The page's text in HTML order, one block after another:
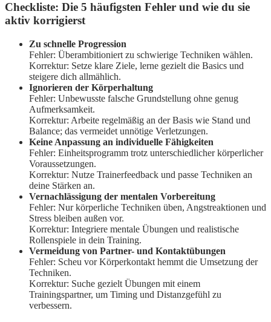
Checkliste: Die 5 häufigsten Fehler und wie du sie
aktiv korrigierst
Zu schnelle Progression
Fehler: Überambitioniert zu schwierige Techniken wählen.
Korrektur: Setze klare Ziele, lerne gezielt die Basics und
steigere dich allmählich.
Ignorieren der Körperhaltung
Fehler: Unbewusste falsche Grundstellung ohne genug
Aufmerksamkeit.
Korrektur: Arbeite regelmäßig an der Basis wie Stand und
Balance; das vermeidet unnötige Verletzungen.
Keine Anpassung an individuelle Fähigkeiten
Fehler: Einheitsprogramm trotz unterschiedlicher körperlicher
Voraussetzungen.
Korrektur: Nutze Trainerfeedback und passe Techniken an
deine Stärken an.
Vernachlässigung der mentalen Vorbereitung
Fehler: Nur körperliche Techniken üben, Angstreaktionen und
Stress bleiben außen vor.
Korrektur: Integriere mentale Übungen und realistische
Rollenspiele in dein Training.
Vermeidung von Partner- und Kontaktübungen
Fehler: Scheu vor Körperkontakt hemmt die Umsetzung der
Techniken.
Korrektur: Suche gezielt Übungen mit einem
Trainingspartner, um Timing und Distanzgefühl zu
verbessern.